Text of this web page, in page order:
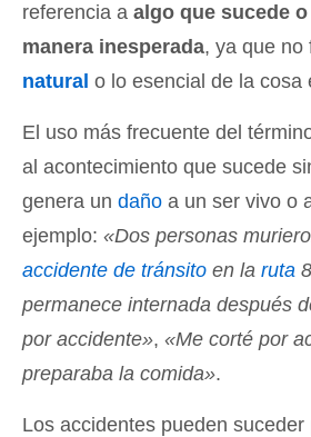
referencia a algo que sucede
manera inesperada, ya que no
natural o lo esencial de la cosa
El uso más frecuente del
al acontecimiento que sucede
genera un daño a un ser vivo o
ejemplo: «Dos personas
accidente de tránsito en la ruta
permanece internada después
por accidente», «Me corté por
preparaba la comida».
Los accidentes pueden suceder